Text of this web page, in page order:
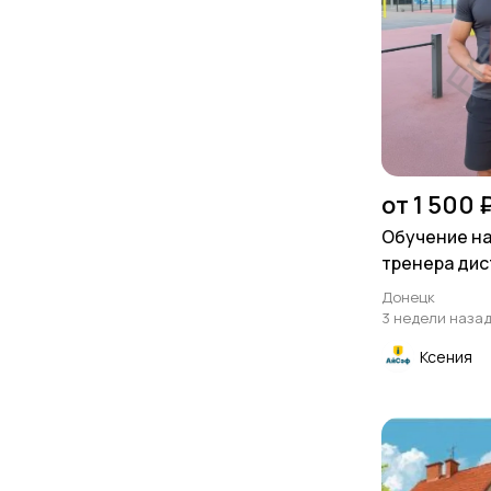
от 1 500
Обучение
тренера
Донецк
3 недели назад
Ксения